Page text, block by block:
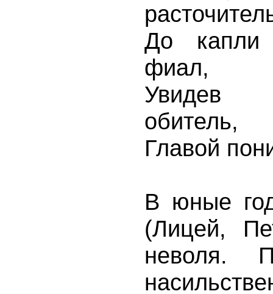
До капли
фиал,
Увидев
обитель,
Главой
В юные
(Лицей,
неволя.